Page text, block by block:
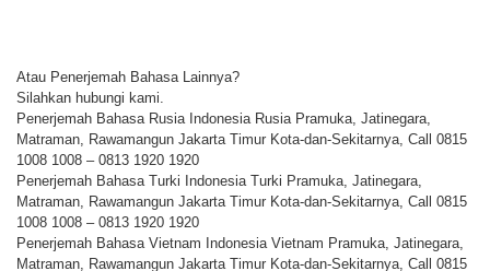
Atau Penerjemah Bahasa Lainnya?
Silahkan hubungi kami.
Penerjemah Bahasa Rusia Indonesia Rusia Pramuka, Jatinegara,
Matraman, Rawamangun Jakarta Timur Kota-dan-Sekitarnya, Call 0815
1008 1008 – 0813 1920 1920
Penerjemah Bahasa Turki Indonesia Turki Pramuka, Jatinegara,
Matraman, Rawamangun Jakarta Timur Kota-dan-Sekitarnya, Call 0815
1008 1008 – 0813 1920 1920
Penerjemah Bahasa Vietnam Indonesia Vietnam Pramuka, Jatinegara,
Matraman, Rawamangun Jakarta Timur Kota-dan-Sekitarnya, Call 0815